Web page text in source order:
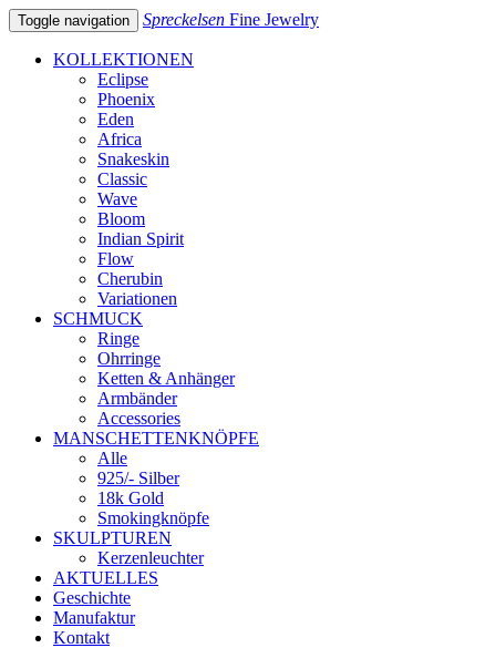
Toggle navigation Spreckelsen Fine Jewelry
KOLLEKTIONEN
Eclipse
Phoenix
Eden
Africa
Snakeskin
Classic
Wave
Bloom
Indian Spirit
Flow
Cherubin
Variationen
SCHMUCK
Ringe
Ohrringe
Ketten & Anhänger
Armbänder
Accessories
MANSCHETTENKNÖPFE
Alle
925/- Silber
18k Gold
Smokingknöpfe
SKULPTUREN
Kerzenleuchter
AKTUELLES
Geschichte
Manufaktur
Kontakt